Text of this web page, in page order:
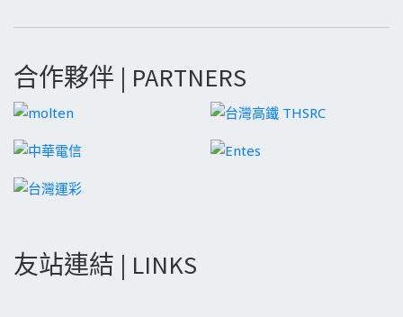
合作夥伴 | PARTNERS
友站連結 | LINKS